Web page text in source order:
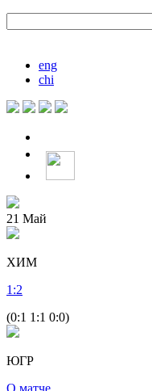
eng
chi
21 Май
ХИМ
1 :2
(0:1 1:1 0:0)
ЮГР
О матче